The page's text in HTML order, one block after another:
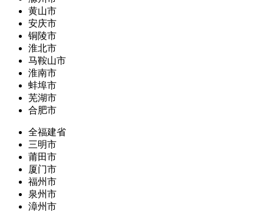
黄山市
安庆市
铜陵市
淮北市
马鞍山市
淮南市
蚌埠市
芜湖市
合肥市
全福建省
三明市
莆田市
厦门市
福州市
泉州市
漳州市